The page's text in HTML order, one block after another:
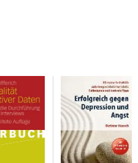
Sven Litzcke, Horst Schuh
Herausforderungen zu
Sie von Stress, Mobbing oder